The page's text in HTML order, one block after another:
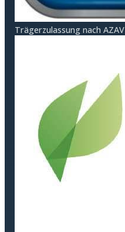
Träger­zulassung nach AZAV